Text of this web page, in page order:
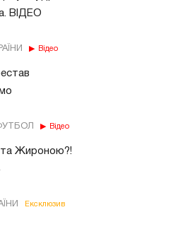
ВІДЕО
Відео
Відео
та Жироною?!
Ексклюзив